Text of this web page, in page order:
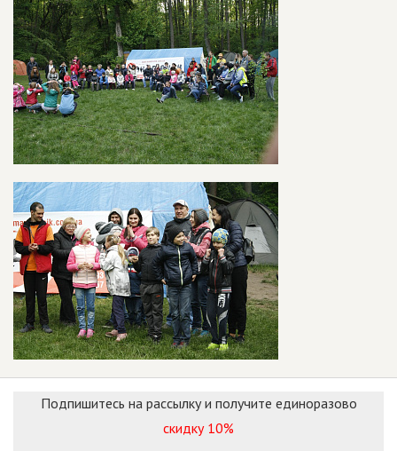
Подпишитесь на рассылку и получите единоразово
скидку 10%